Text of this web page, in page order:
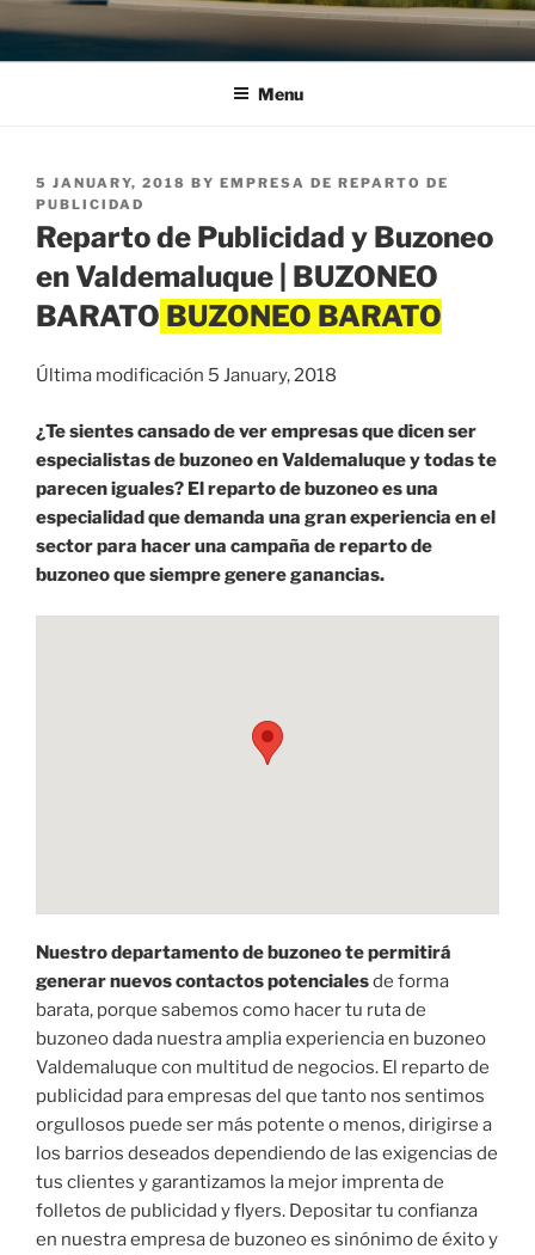
Menu
POSTED
ON
5 JANUARY, 2018 BY EMPRESA DE REPARTO DE
PUBLICIDAD
Reparto de Publicidad y Buzoneo
en Valdemaluque | BUZONEO
BARATO
Última modificación 5 January, 2018
¿Te sientes cansado de ver empresas que dicen ser
especialistas de buzoneo en Valdemaluque y todas te
parecen iguales? El reparto de buzoneo es una
especialidad que demanda una gran experiencia en el
sector para hacer una campaña de reparto de
buzoneo que siempre genere ganancias.
Nuestro departamento de buzoneo te permitirá
generar nuevos contactos potencialesde forma
barata, porque sabemos como hacer tu ruta de
buzoneo dada nuestra amplia experiencia en buzoneo
Valdemaluque con multitud de negocios. El reparto de
publicidad para empresas del que tanto nos sentimos
orgullosos puede ser más potente o menos, dirigirse a
los barrios deseados dependiendo de las exigencias de
tus clientes y garantizamos la mejor imprenta de
folletos de publicidad y flyers. Depositar tu confianza
en nuestra empresa de buzoneo es sinónimo de éxito y